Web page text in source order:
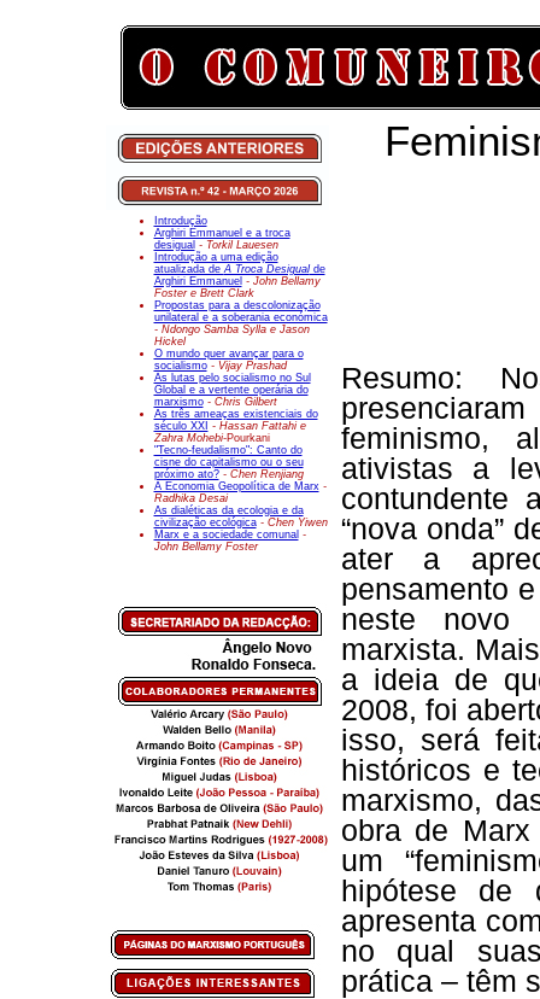
Introdução
Arghiri Emmanuel e a troca
desigual - Torkil Lauesen
Introdução a uma edição
atualizada deA Troca Desigualde
Arghiri Emmanuel - John Bellamy
Foster e Brett Clark
Propostas para a descolonização
unilateral e a soberania económica
- Ndongo Samba Sylla e Jason
Hickel
O mundo quer avançar para o
socialismo- Vijay Prashad
As lutas pelo socialismo no Sul
Global e a vertente operária do
marxismo- Chris Gilbert
As três ameaças existenciais do
século XXI - Hassan Fattahi e
Zahra Mohebi-Pourkani
"Tecno-feudalismo": Canto do
cisne do capitalismo ou o seu
próximo ato? - Chen Renjiang
A Economia Geopolítica de Marx-
Radhika Desai
As dialéticas da ecologia e da
civilização ecológica - Chen Yiwen
Marx e a sociedade comunal -
John Bellamy Foster
Resumo:
feminismo,
ativistas a
contundente
“nova onda”
ater a
pensamento
neste novo
marxista.
a ideia de
2008, foi
isso, será
históricos e
marxismo,
obra de
um
hipótese
apresenta
no qual
prática – têm